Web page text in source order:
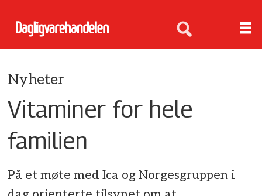
Nyheter
Vitaminer for hele
familien
På et møte med Ica og Norgesgruppen i